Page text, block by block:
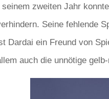
seinem zweiten Jahr
Seine fehlende
Dardai ein Freund von
auch die unnötige